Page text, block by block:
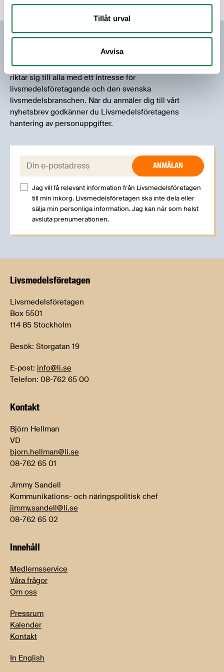
Tillåt urval
Avvisa
finnas mat framöver behöver företagens
verksamhet fortsätta i så hög utsträckning som
möjligt. Informationen om vad detta innebär rent
praktiskt är än så länge knapphändig, men
går.
Prenumerera på vårt nyhetsbrev
Vårt nyhetsbrev kommer ut 3-4 gånger i månaden och
riktar sig till alla med ett intresse för
livsmedelsföretagande och den svenska
livsmedelsbranschen. När du anmäler dig till vårt
nyhetsbrev godkänner du Livsmedelsföretagens
hantering av personuppgifter.
E-post:
Jag vill få relevant information från Livsmedelsföretagen
till min inkorg. Livsmedelsföretagen ska inte dela eller
sälja min personliga information. Jag kan när som helst
avsluta prenumerationen.
Livsmedels­företagen
Livsmedelsföretagen
Box 5501
114 85 Stockholm
Besök: Storgatan 19
E-post: info@li.se
Telefon: 08-762 65 00
Kontakt
Björn Hellman
VD
bjorn.hellman@li.se
08-762 65 01
Jimmy Sandell
Kommunikations- och näringspolitisk chef
jimmy.sandell@li.se
08-762 65 02
Innehåll
Medlemsservice
Våra frågor
Om oss
Pressrum
Kalender
Kontakt
In English